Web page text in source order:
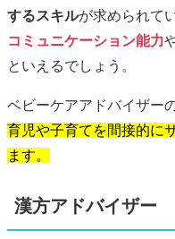
するスキルが求められて
コミュニケーション能力
といえるでしょう。
ベビーケアアドバイザー
育児や子育てを間接的に
ます。
漢方アドバイザー